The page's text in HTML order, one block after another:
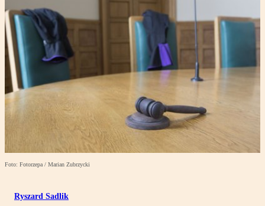
Foto: Fotorzepa / Marian Zubrzycki
Ryszard Sadlik